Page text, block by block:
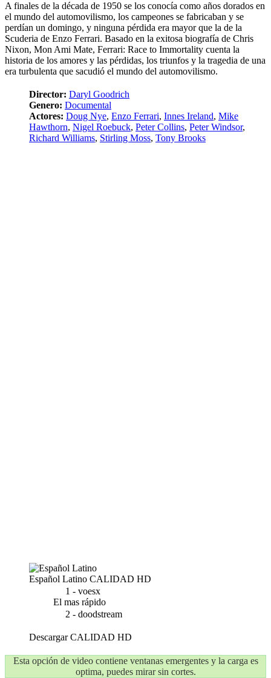
A finales de la década de 1950 se los conocía como años dorados en
el mundo del automovilismo, los campeones se fabricaban y se
perdían un domingo, y ninguna pérdida era mayor que la de la
Scuderia de Enzo Ferrari. Basado en la exitosa biografía de Chris
Nixon, Mon Ami Mate, Ferrari: Race to Immortality cuenta la
historia de los amores y las pérdidas, los triunfos y la tragedia de una
era turbulenta que sacudió el mundo del automovilismo.
Director: Daryl Goodrich
Genero: Documental
Actores: Doug Nye, Enzo Ferrari, Innes Ireland, Mike
Hawthorn, Nigel Roebuck, Peter Collins, Peter Windsor,
Richard Williams, Stirling Moss, Tony Brooks
Español Latino CALIDAD HD
1 - voesx
El mas rápido
2 - doodstream
DescargarCALIDAD HD
Esta opción de video contiene ventanas emergentes y la carga es
optima, puedes mirar sin cortes.